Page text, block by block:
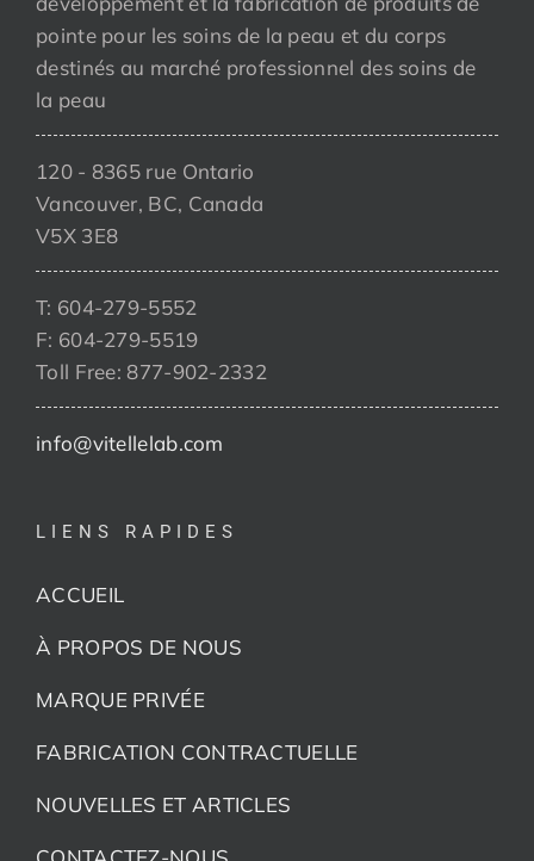
pointe pour les soins de la peau et du corps
destinés au marché professionnel des soins de
la peau
120 - 8365 rue Ontario
Vancouver, BC, Canada
V5X 3E8
T: 604-279-5552
F: 604-279-5519
Toll Free: 877-902-2332
info@vitellelab.com
LIENS RAPIDES
ACCUEIL
À PROPOS DE NOUS
MARQUE PRIVÉE
FABRICATION CONTRACTUELLE
NOUVELLES ET ARTICLES